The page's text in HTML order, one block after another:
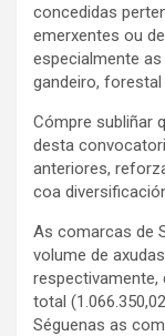
concedidas
emerxentes ou
especialmente
gandeiro, forestal
Cómpre subliñar
desta
anteriores,
coa
As comarcas de
volume de
respectivamente,
total
Séguenas as